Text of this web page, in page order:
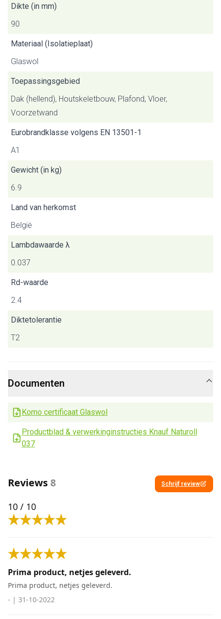
Dikte (in mm)
90
Materiaal (Isolatieplaat)
Glaswol
Toepassingsgebied
Dak (hellend), Houtskeletbouw, Plafond, Vloer,
Voorzetwand
Eurobrandklasse volgens EN 13501-1
A1
Gewicht (in kg)
6.9
Land van herkomst
België
Lambdawaarde λ
0.037
Rd-waarde
2.4
Diktetolerantie
T2
Documenten
Komo certificaat Glaswol
Productblad & verwerkinginstructies Knauf Naturoll
037
Reviews8 Schrijf review
10 / 10
Prima product, netjes geleverd.
Prima product, netjes geleverd.
- | 31-10-2022